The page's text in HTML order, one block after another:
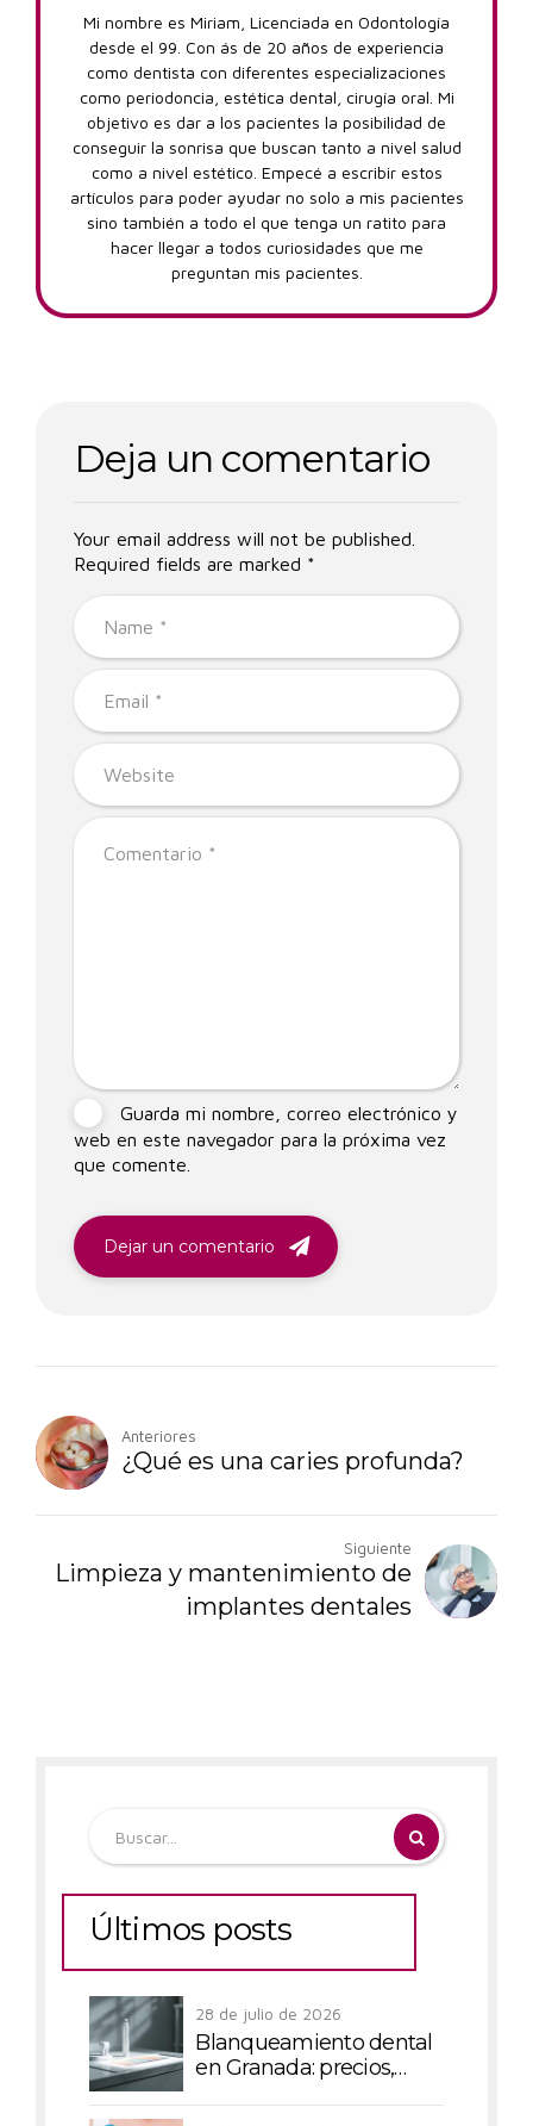
Mi nombre es Miriam, Licenciada en Odontología
desde el 99. Con ás de 20 años de experiencia
como dentista con diferentes especializaciones
como periodoncia, estética dental, cirugía oral. Mi
objetivo es dar a los pacientes la posibilidad de
conseguir la sonrisa que buscan tanto a nivel salud
como a nivel estético. Empecé a escribir estos
artículos para poder ayudar no solo a mis pacientes
sino también a todo el que tenga un ratito para
hacer llegar a todos curiosidades que me
preguntan mis pacientes.
Deja un comentario
Your email address will not be published.
Required fields are marked *
Guarda mi nombre, correo electrónico y
web en este navegador para la próxima vez
que comente.
Dejar un comentario
Anteriores
¿Qué es una caries profunda?
Siguiente
Limpieza y mantenimiento de
implantes dentales
Últimos posts
28 de julio de 2026
Blanqueamiento dental
en Granada: precios,